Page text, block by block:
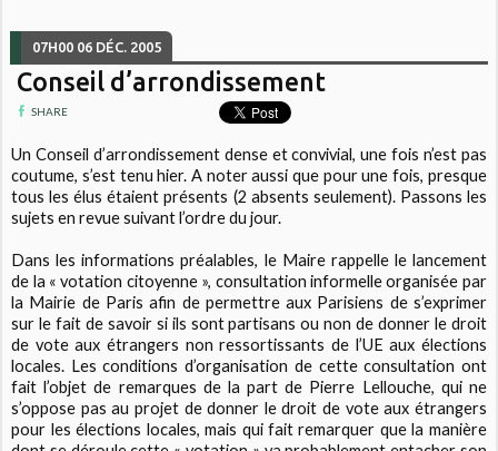
07H00 06 DÉC. 2005
Conseil d’arrondissement
SHARE
Un Conseil d’arrondissement dense et convivial, une fois n’est pas
coutume, s’est tenu hier. A noter aussi que pour une fois, presque
tous les élus étaient présents (2 absents seulement). Passons les
sujets en revue suivant l’ordre du jour.
Dans les informations préalables, le Maire rappelle le lancement
de la « votation citoyenne », consultation informelle organisée par
la Mairie de Paris afin de permettre aux Parisiens de s’exprimer
sur le fait de savoir si ils sont partisans ou non de donner le droit
de vote aux étrangers non ressortissants de l’UE aux élections
locales. Les conditions d’organisation de cette consultation ont
fait l’objet de remarques de la part de Pierre Lellouche, qui ne
s’oppose pas au projet de donner le droit de vote aux étrangers
pour les élections locales, mais qui fait remarquer que la manière